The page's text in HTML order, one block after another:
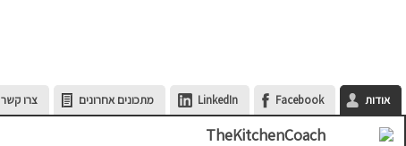
אודות Facebook
LinkedIn מתכונים אחרונים צרו קשר
TheKitchenCoach